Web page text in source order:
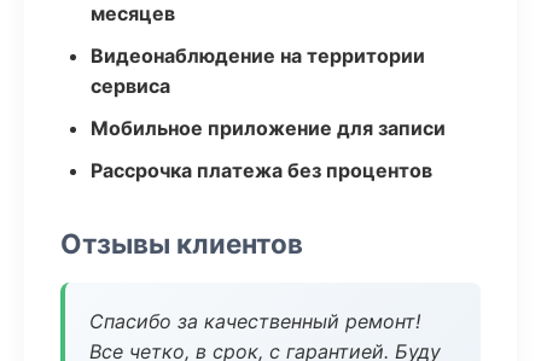
месяцев
Видеонаблюдение на территории
сервиса
Мобильное приложение для записи
Рассрочка платежа без процентов
Отзывы клиентов
Спасибо за качественный ремонт!
Все четко, в срок, с гарантией. Буду